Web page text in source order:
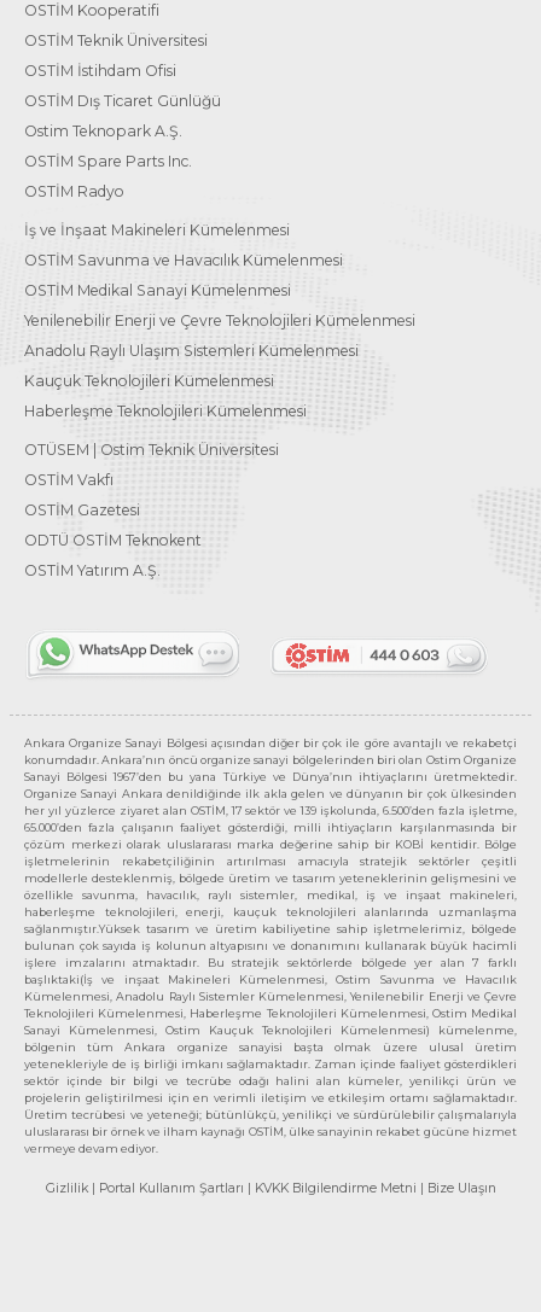
OSTİM Kooperatifi
OSTİM Teknik Üniversitesi
OSTİM İstihdam Ofisi
OSTİM Dış Ticaret Günlüğü
Ostim Teknopark A.Ş.
OSTİM Spare Parts Inc.
OSTİM Radyo
İş ve İnşaat Makineleri Kümelenmesi
OSTİM Savunma ve Havacılık Kümelenmesi
OSTİM Medikal Sanayi Kümelenmesi
Yenilenebilir Enerji ve Çevre Teknolojileri Kümelenmesi
Anadolu Raylı Ulaşım Sistemleri Kümelenmesi
Kauçuk Teknolojileri Kümelenmesi
Haberleşme Teknolojileri Kümelenmesi
OTÜSEM | Ostim Teknik Üniversitesi
OSTİM Vakfı
OSTİM Gazetesi
ODTÜ OSTİM Teknokent
OSTİM Yatırım A.Ş.
Ankara Organize Sanayi Bölgesi açısından diğer bir çok ile göre avantajlı ve rekabetçi
konumdadır. Ankara’nın öncü organize sanayi bölgelerinden biri olan Ostim Organize
Sanayi Bölgesi 1967’den bu yana Türkiye ve Dünya’nın ihtiyaçlarını üretmektedir.
Organize Sanayi Ankara denildiğinde ilk akla gelen ve dünyanın bir çok ülkesinden
her yıl yüzlerce ziyaret alan OSTİM, 17 sektör ve 139 işkolunda, 6.500’den fazla işletme,
65.000’den fazla çalışanın faaliyet gösterdiği, milli ihtiyaçların karşılanmasında bir
çözüm merkezi olarak uluslararası marka değerine sahip bir KOBİ kentidir. Bölge
işletmelerinin rekabetçiliğinin artırılması amacıyla stratejik sektörler çeşitli
modellerle desteklenmiş, bölgede üretim ve tasarım yeteneklerinin gelişmesini ve
özellikle savunma, havacılık, raylı sistemler, medikal, iş ve inşaat makineleri,
haberleşme teknolojileri, enerji, kauçuk teknolojileri alanlarında uzmanlaşma
sağlanmıştır.Yüksek tasarım ve üretim kabiliyetine sahip işletmelerimiz, bölgede
bulunan çok sayıda iş kolunun altyapısını ve donanımını kullanarak büyük hacimli
işlere imzalarını atmaktadır. Bu stratejik sektörlerde bölgede yer alan 7 farklı
başlıktaki(İş ve inşaat Makineleri Kümelenmesi, Ostim Savunma ve Havacılık
Kümelenmesi, Anadolu Raylı Sistemler Kümelenmesi, Yenilenebilir Enerji ve Çevre
Teknolojileri Kümelenmesi, Haberleşme Teknolojileri Kümelenmesi, Ostim Medikal
Sanayi Kümelenmesi, Ostim Kauçuk Teknolojileri Kümelenmesi) kümelenme,
bölgenin tüm Ankara organize sanayisi başta olmak üzere ulusal üretim
yetenekleriyle de iş birliği imkanı sağlamaktadır. Zaman içinde faaliyet gösterdikleri
sektör içinde bir bilgi ve tecrübe odağı halini alan kümeler, yenilikçi ürün ve
projelerin geliştirilmesi için en verimli iletişim ve etkileşim ortamı sağlamaktadır.
Üretim tecrübesi ve yeteneği; bütünlükçü, yenilikçi ve sürdürülebilir çalışmalarıyla
uluslararası bir örnek ve ilham kaynağı OSTİM, ülke sanayinin rekabet gücüne hizmet
vermeye devam ediyor.
Gizlilik | Portal Kullanım Şartları | KVKK Bilgilendirme Metni | Bize Ulaşın